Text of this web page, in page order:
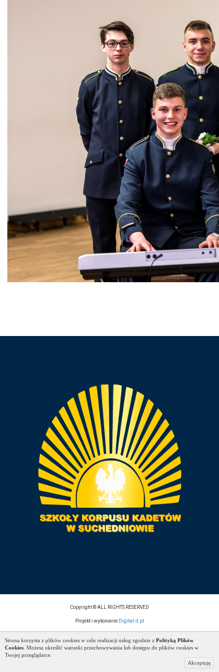
Copyright © ALL RIGHTS RESERVED
Projekt i wykonanie Digital-it.pl
Strona korzysta z plików cookies w celu realizacji usług zgodnie z Polityką Plików
Cookies . Możesz określić warunki przechowywania lub dostępu do plików cookies w
Twojej przeglądarce.
Akceptuję